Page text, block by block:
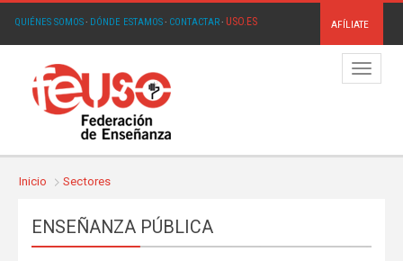
QUIÉNES SOMOS· DÓNDE ESTAMOS· CONTACTAR· USO.ES AFÍLIATE
Menú
Inicio Sectores
ENSEÑANZA PÚBLICA